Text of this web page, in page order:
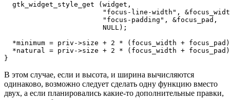
  gtk_widget_style_get (widget,
"focus-line-width",
                        "focus-padding", &focus_pad,
                        NULL);
*minimum = priv->size + 2 * (focus_width +
*natural = priv->size + 2 * (focus_width +
}
В этом случае, если и высота, и ширина вычисляются
одинаково, возможно следует сделать одну функцию вместо
двух, а если планировались какие-то дополнительные правки,